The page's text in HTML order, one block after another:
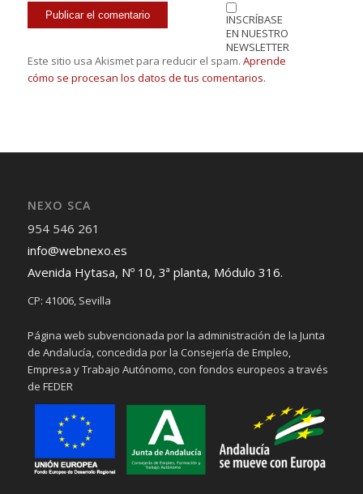
INSCRÍBASE
EN NUESTRO
NEWSLETTER
Este sitio usa Akismet para reducir el spam. Aprende
cómo se procesan los datos de tus comentarios.
NEXO SCA
954 546 261
info@webnexo.es
Avenida Hytasa, Nº 10, 3ª planta, Módulo 316.
CP: 41006, Sevilla
Página web subvencionada por la administración de la Junta
de Andalucía, concedida por la Consejería de Empleo,
Empresa y Trabajo Autónomo, con fondos europeos a través
de FEDER